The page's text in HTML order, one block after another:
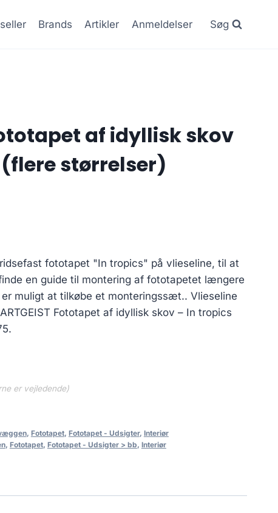
Brands Artikler Anmeldelser Søg
af idyllisk skov
størrelser)
fototapet "In tropics" på vlieseline, til at
en guide til montering af fototapetet længere
muligt at tilkøbe et monteringssæt.. Vlieseline
Fototapet af idyllisk skov – In tropics
er vejledende)
, Fototapet, Fototapet - Udsigter, Interiør
, Fototapet, Fototapet - Udsigter > bb, Interiør